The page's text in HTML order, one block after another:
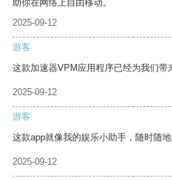
助你在网络上自由移动。
2025-09-12
游客
这款加速器VPM应用程序已经为我们带
2025-09-12
游客
这款app就像我的娱乐小助手，随时随地
2025-09-12